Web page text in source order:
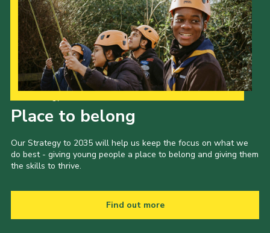
Place to belong
Our Strategy to 2035 will help us keep the focus on what we
do best - giving young people a place to belong and giving them
the skills to thrive.
Find out more